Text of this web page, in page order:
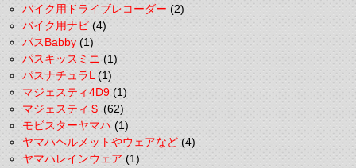
バイク用ドライブレコーダー(2)
バイク用ナビ(4)
パスBabby(1)
パスキッスミニ(1)
パスナチュラL(1)
マジェスティ4D9(1)
マジェスティＳ(62)
モビスターヤマハ(1)
ヤマハヘルメットやウェアなど(4)
ヤマハレインウェア(1)